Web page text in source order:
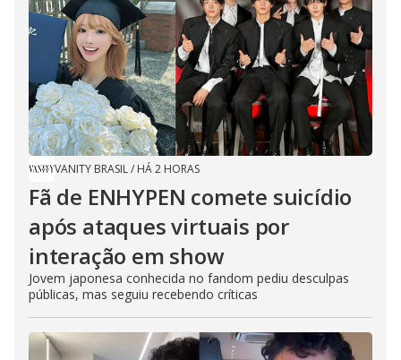
VANITY BRASIL/ HÁ 2 HORAS
Fã de ENHYPEN comete suicídio
após ataques virtuais por
interação em show
Jovem japonesa conhecida no fandom pediu desculpas
públicas, mas seguiu recebendo críticas